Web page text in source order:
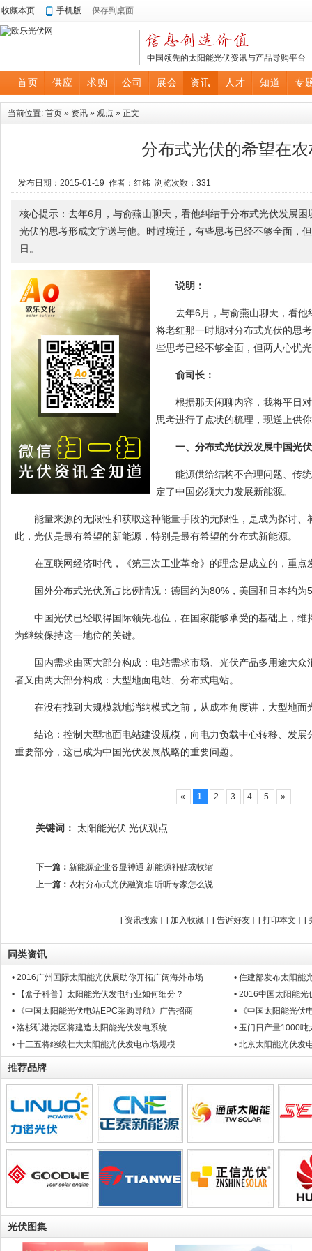
收藏本页 手机版 保存到桌面
中国领先的太阳能光伏资讯与产品导购平台
首页 供应 求购 公司 展会 资讯 人才 知道 专
当前位置: 首页 » 资讯 » 观点 » 正文
分布式光伏的希望在农
发布日期：2015-01-19 作者：红炜 浏览次数： 331
核心提示：去年6月，与俞燕山聊天，看他纠结于分布式光伏发展
光伏的思考形成文字送与他。时过境迁，有些思考已经不够全面，
日。
说明：
去年6月，与俞燕山聊天，看
将老红那一时期对分布式光伏的思
些思考已经不够全面，但两人心忧
俞司长：
根据那天闲聊内容，我将平日
思考进行了点状的梳理，现送上供
一、分布式光伏没发展中国光
能源供给结构不合理问题、传
定了中国必须大力发展新能源。
能量来源的无限性和获取这种能量手段的无限性，是成为探讨
此，光伏是最有希望的新能源，特别是最有希望的分布式新能源。
在互联网经济时代，《第三次工业革命》的理念是成立的，重
国外分布式光伏所占比例情况：德国约为80%，美国和日本约为
中国光伏已经取得国际领先地位，在国家能够承受的基础上，
为继续保持这一地位的关键。
国内需求由两大部分构成：电站需求市场、光伏产品多用途大
者又由两大部分构成：大型地面电站、分布式电站。
在没有找到大规模就地消纳模式之前，从成本角度讲，大型地
结论：控制大型地面电站建设规模，向电力负载中心转移、发
重要部分，这已成为中国光伏发展战略的重要问题。
« 1 2 3 4 5 »
关键词： 太阳能光伏 光伏观点
下一篇： 新能源企业各显神通 新能源补贴或收缩
上一篇： 农村分布式光伏融资难 听听专家怎么说
[ 资讯搜索 ] [加入收藏 ] [告诉好友 ] [打印本文 ] [
同类资讯
• 2016广州国际太阳能光伏展助你开拓广阔海外市场
• 住建部发布太阳能
• 【盒子科普】太阳能光伏发电行业如何细分？
• 2016中国太阳能
• 《中国太阳能光伏电站EPC采购导航》广告招商
• 《中国太阳能光伏
• 洛杉矶港港区将建造太阳能光伏发电系统
• 玉门日产量1000
• 十三五将继续壮大太阳能光伏发电市场规模
• 北京太阳能光伏发
推荐品牌
光伏图集